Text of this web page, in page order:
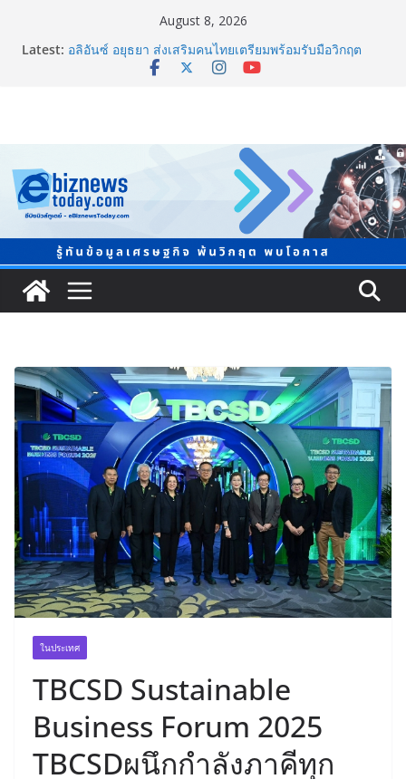
August 8, 2026
Latest: ภาครัฐ-เอกชนจับมือสัมมนาใหญ่ ยกระดับอุตสาหกรรมเซ
รามิกไทยสู่สากล พร้อมชวนผู้ประกอบไทยร่วมงาน
ยิ่งใหญ่ Thailand e-Commerce Expo 2026 ผนึกกว่า 50
พันธมิตร ปั้นผู้ประกอบการไทยสู่ตลาดโลก คาดเงินสะพัด
กว่า 300 ล้านบาท
LORDNINE จัดศึกคนดังสายเกม ไทย ปะทะ ฟิลิปปินส์ ใน
“Rise of the Tenth Lord” เปิดสงครามกิลด์ข้ามประเทศ
ฉลองเซิร์ฟเวอร์ใหม่ เฮเลนา
แพทย์เผย โรคไม่ติดต่อเรื้อรัง NCDs คร่าชีวิตคนไทยก่อน
วัยอันควร ทำสูญเสียทางเศรษฐกิจมหาศาล 1.6 ล้านล้าน
ในประเทศ
TBCSD Sustainable
Business Forum 2025
TBCSDผนึกกำลังภาคีทุก